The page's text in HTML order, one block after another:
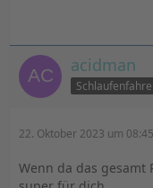
acidman
22. Oktober 2023 um 08:45
Wenn da das gesamt